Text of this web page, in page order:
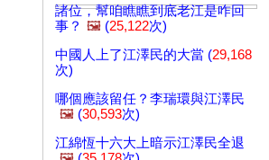
諸位，幫咱瞧瞧到底老江是咋回
事？ 🖼️ (25,122次)
中國人上了江澤民的大當 (29,168
次)
哪個應該留任？李瑞環與江澤民
🖼️ (30,593次)
江綿恆十六大上暗示江澤民全退